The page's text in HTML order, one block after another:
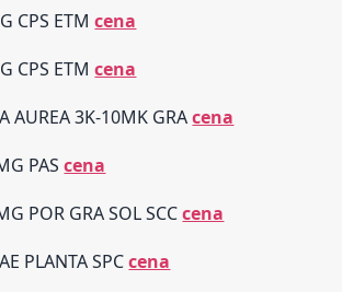
CPS ETMcena
CPS ETMcena
AUREA 3K-10MK GRAcena
PAScena
POR GRA SOL SCCcena
PLANTA SPCcena